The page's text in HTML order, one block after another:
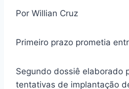
Por Willian Cruz
Primeiro prazo prometia
Segundo dossiê elaborado
tentativas de implantação